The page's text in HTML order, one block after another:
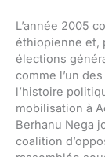
L’année 2005
éthiopienne et,
élections
comme l’un
l’histoire
mobilisation à
Berhanu Nega
coalition